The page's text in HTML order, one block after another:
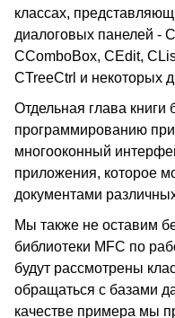
классах,
диалоговых панелей -
CComboBox, CEdit,
CTreeCtrl и некоторых
Отдельная глава книги
программированию
многооконный
приложения, которое
документами
Мы также не оставим
библиотеки MFC по
будут рассмотрены
обращаться с базами
качестве примера мы